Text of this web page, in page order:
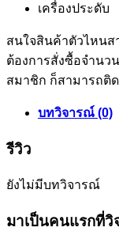
เครื่องประดับ
สนใจสินค้าตัวไหนส
ต้องการสั่งซื้อจำนว
สมาชิก ก็สามารถติ
บทวิจารณ์ (0)
รีวิว
ยังไม่มีบทวิจารณ์
มาเป็นคนแรกที่วิ